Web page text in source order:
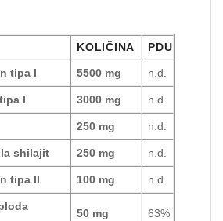
KOLIČINA PDU
tipa I 5500 mg n.d.
I 3000 mg n.d.
250 mg n.d.
shilajit 250 mg n.d.
tipa II 100 mg n.d.
50 mg 63%